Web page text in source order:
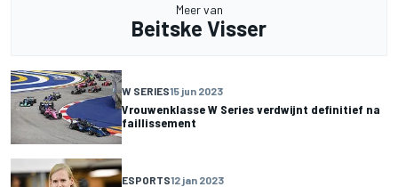
Meer van
Beitske Visser
W SERIES15 jun 2023
Vrouwenklasse W Series verdwijnt definitief na
faillissement
ESPORTS12 jan 2023